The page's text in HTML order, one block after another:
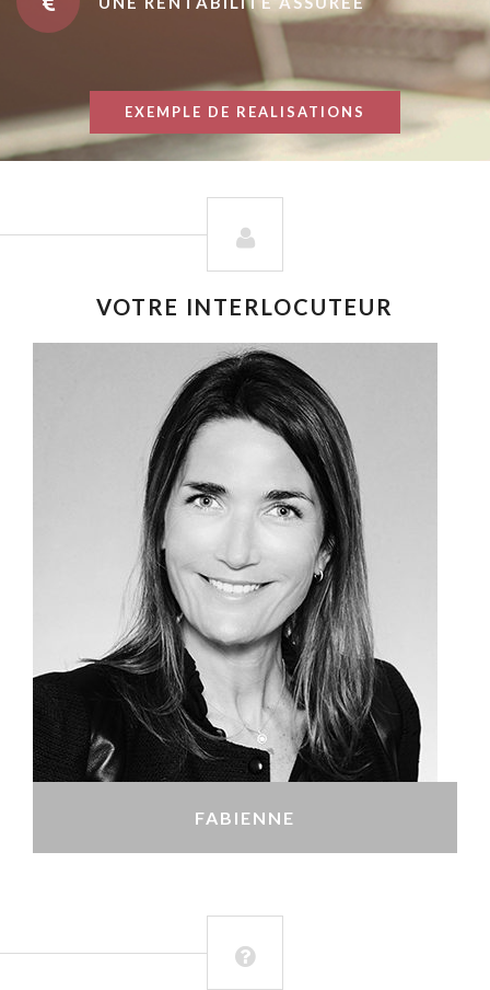
EXEMPLE DE REALISATIONS
VOTRE INTERLOCUTEUR
FABIENNE